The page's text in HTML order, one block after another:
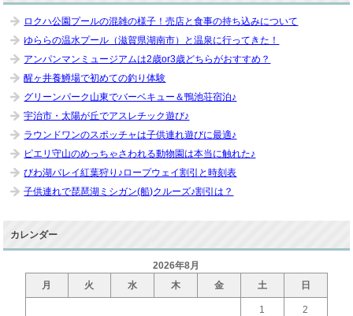
ロクハ公園プールの混雑の様子！売店と食事の持ち込みについて
ゆららの温水プール（滋賀県湖南市）と温泉に行ってきた！
アンパンマンミュージアムは2歳or3歳どちらがおすすめ？
醒ヶ井養鱒場で初めての釣り体験
グリーンパーク山東でバーベキュー＆鴨池荘宿泊♪
宇治市・太陽が丘でアスレチック遊び♪
ラウンドワンのスポッチャは子供連れ遊びに最適♪
ピエリ守山のめっちゃさわれる動物園は本当に触れた♪
びわ湖バレイ紅葉狩り♪ロープウェイ割引と時刻表
子供連れで琵琶湖ミシガン(船)クルーズ♪割引は？
カレンダー
2026年8月
月
火 水 木 金 土 日
1 2